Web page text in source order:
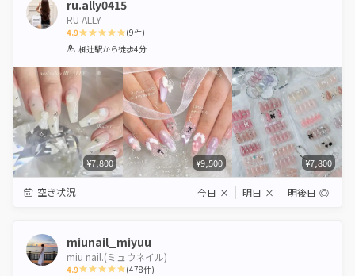
ru.ally0415
RU ALLY
4.9
1 2 3 4 5
(9件)
椥辻駅から徒歩4分
¥7,800 ¥9,500 ¥7,800
空き状況 今日 × 明日 × 明後日 ◎
miunail_miyuu
miu nail.(ミュウネイル)
4.9 (478件)